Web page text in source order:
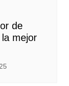
de
mejor